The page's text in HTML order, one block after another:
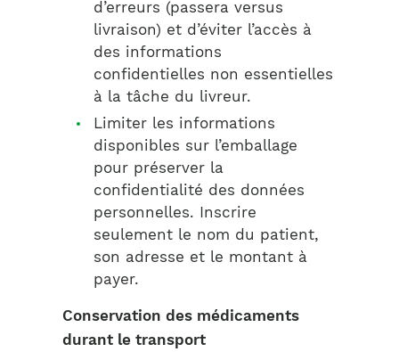
d’erreurs (passera versus
livraison) et d’éviter l’accès à
des informations
confidentielles non essentielles
à la tâche du livreur.
Limiter les informations
disponibles sur l’emballage
pour préserver la
confidentialité des données
personnelles. Inscrire
seulement le nom du patient,
son adresse et le montant à
payer.
Conservation des médicaments
durant le transport